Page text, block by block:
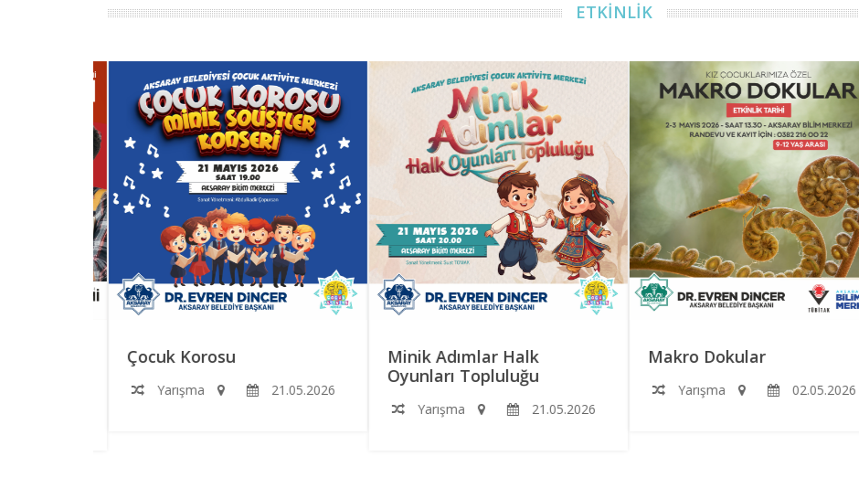
ETKİNLİK
Çocuk Korosu
Yarışma 21.05.2026
Minik Adımlar Halk
Oyunları Topluluğu
Yarışma 21.05.2026
Makro Dokular
Yarışma 02.05.2026